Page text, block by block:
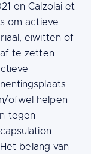
en Calzolai et
om actieve
eiwitten of
te zetten.
ofwel helpen
tegen
belang van